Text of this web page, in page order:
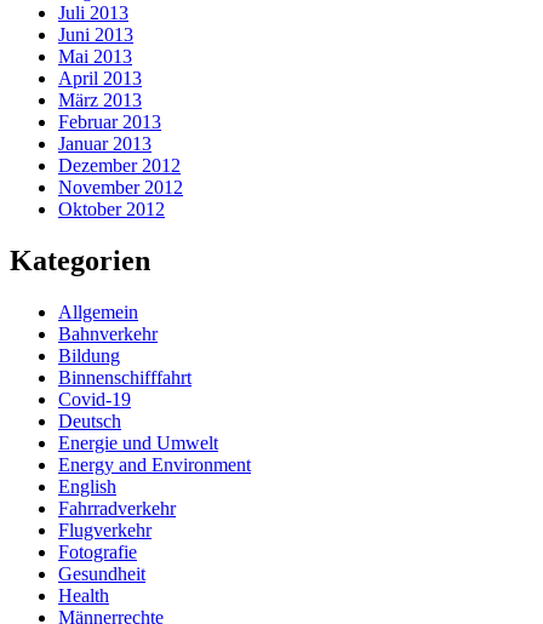
Juli 2013
Juni 2013
Mai 2013
April 2013
März 2013
Februar 2013
Januar 2013
Dezember 2012
November 2012
Oktober 2012
Kategorien
Allgemein
Bahnverkehr
Bildung
Binnenschifffahrt
Covid-19
Deutsch
Energie und Umwelt
Energy and Environment
English
Fahrradverkehr
Flugverkehr
Fotografie
Gesundheit
Health
Männerrechte